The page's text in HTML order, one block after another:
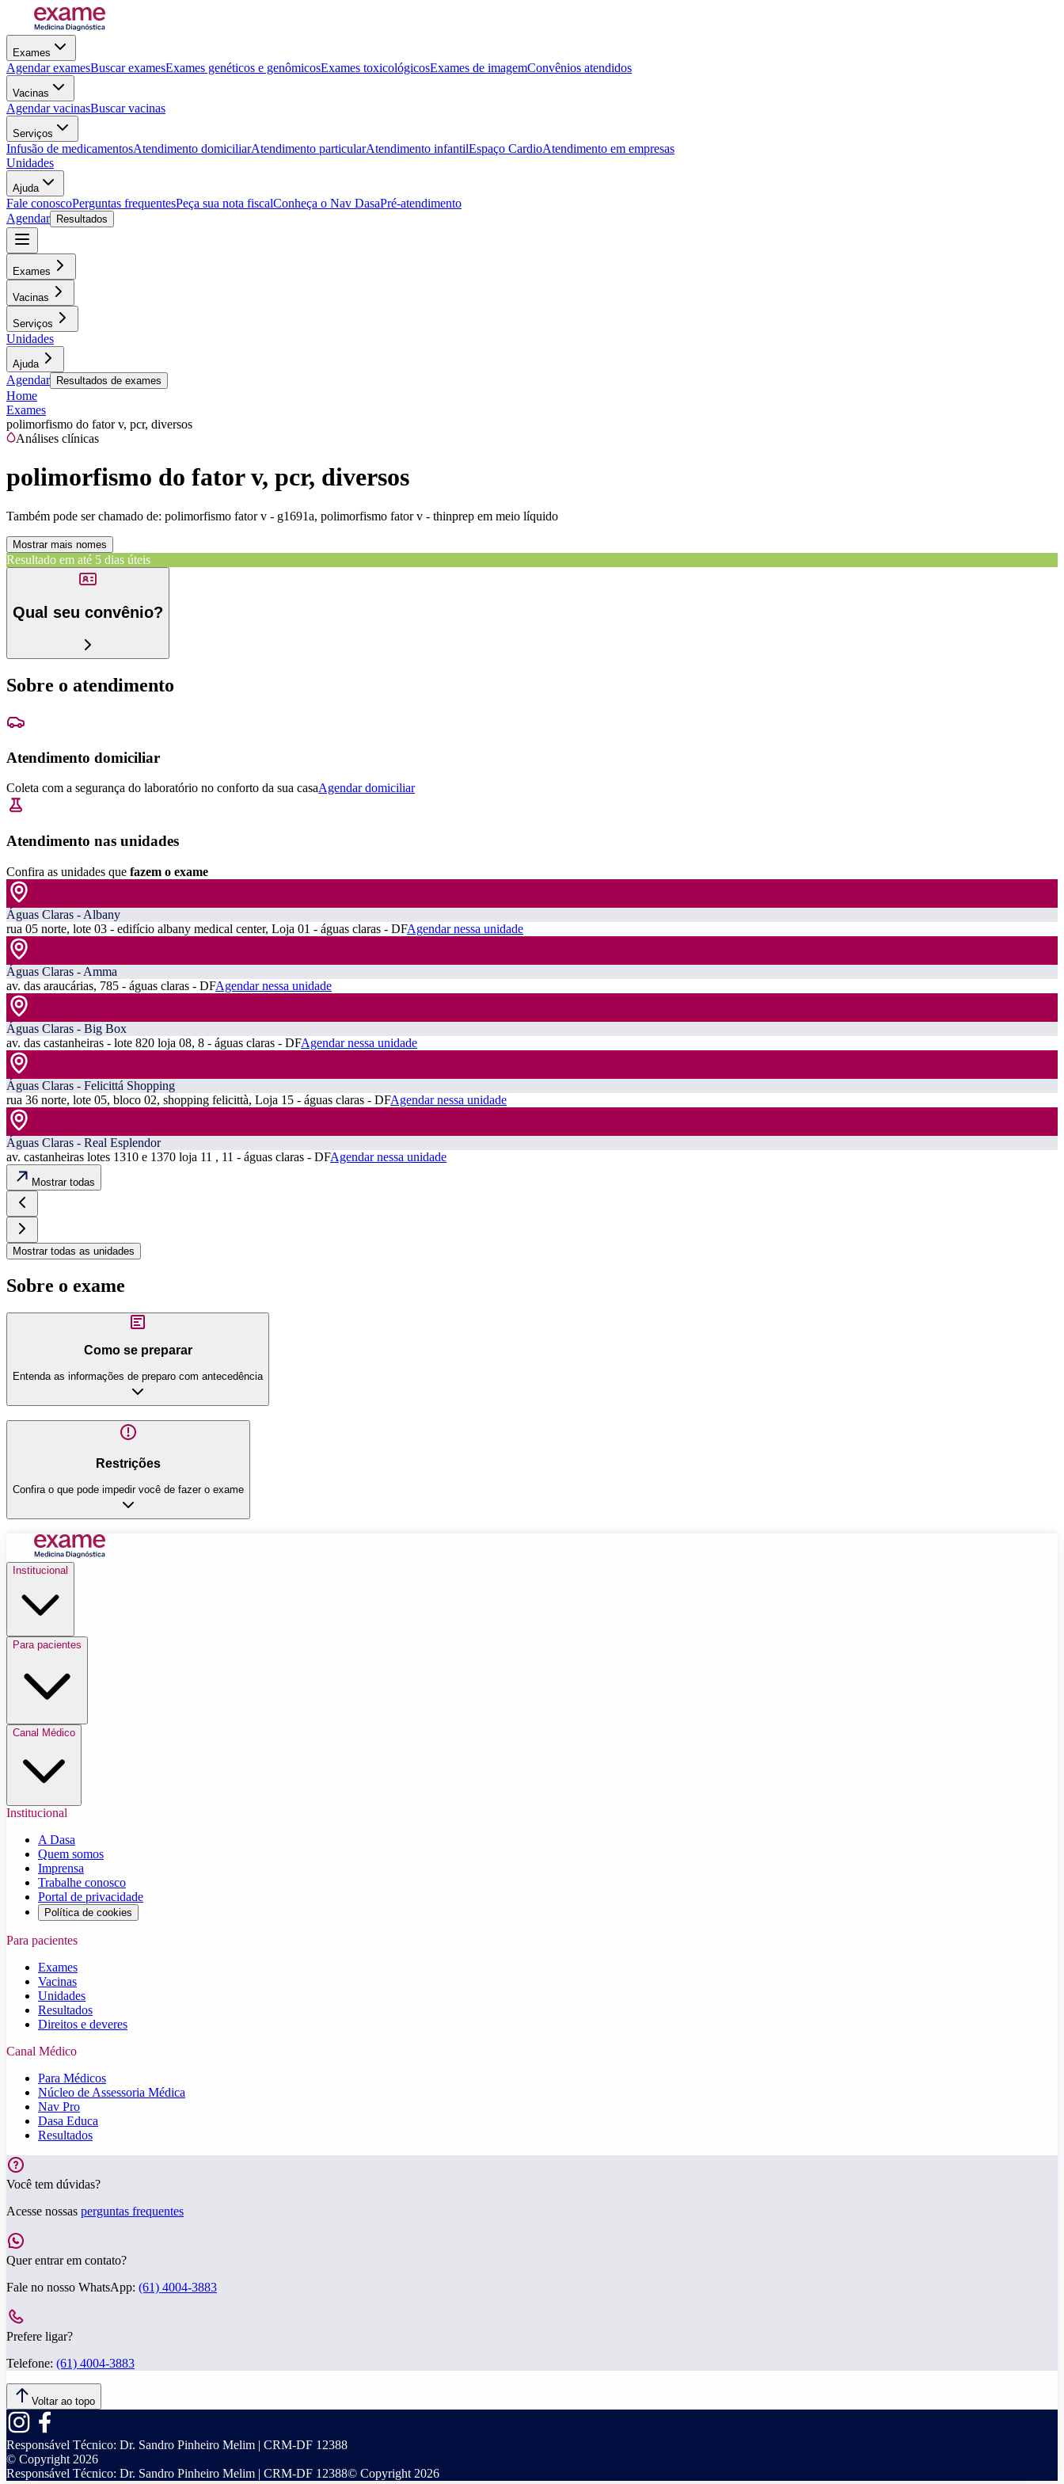
Exames
Agendar examesBuscar examesExames genéticos e genômicosExames toxicológicosExames de imagemConvênios atendidos
Vacinas
Agendar vacinasBuscar vacinas
Serviços
Infusão de medicamentosAtendimento domiciliarAtendimento particularAtendimento infantilEspaço CardioAtendimento em empresas
Unidades
Ajuda
Fale conoscoPerguntas frequentesPeça sua nota fiscalConheça o Nav DasaPré-atendimento
Agendar
Resultados
Exames
Vacinas
Serviços
Unidades
Ajuda
Agendar Resultados de exames
Home
Exames
polimorfismo do fator v, pcr, diversos
Análises clínicas
polimorfismo do fator v, pcr, diversos
Também pode ser chamado de: polimorfismo fator v - g1691a, polimorfismo fator v - thinprep em meio líquido
Mostrar mais nomes
Resultado em até 5 dias úteis
Qual seu convênio?
Sobre o atendimento
Atendimento domiciliar
Coleta com a segurança do laboratório no conforto da sua casaAgendar domiciliar
Atendimento nas unidades
Confira as unidades que fazem o exame
Águas Claras - Albany
rua 05 norte, lote 03 - edifício albany medical center, Loja 01 - águas claras - DFAgendar nessa unidade
Águas Claras - Amma
av. das araucárias, 785 - águas claras - DFAgendar nessa unidade
Águas Claras - Big Box
av. das castanheiras - lote 820 loja 08, 8 - águas claras - DFAgendar nessa unidade
Águas Claras - Felicittá Shopping
rua 36 norte, lote 05, bloco 02, shopping felicittà, Loja 15 - águas claras - DFAgendar nessa unidade
Águas Claras - Real Esplendor
av. castanheiras lotes 1310 e 1370 loja 11 , 11 - águas claras - DFAgendar nessa unidade
Mostrar todas
Mostrar todas as unidades
Sobre o exame
Como se preparar
Entenda as informações de preparo com antecedência
Restrições
Confira o que pode impedir você de fazer o exame
Institucional
Para pacientes
Canal Médico
Institucional
A Dasa
Quem somos
Imprensa
Trabalhe conosco
Portal de privacidade
Política de cookies
Para pacientes
Exames
Vacinas
Unidades
Resultados
Direitos e deveres
Canal Médico
Para Médicos
Núcleo de Assessoria Médica
Nav Pro
Dasa Educa
Resultados
Você tem dúvidas?
Acesse nossas perguntas frequentes
Quer entrar em contato?
Fale no nosso WhatsApp: (61) 4004-3883
Prefere ligar?
Telefone: (61) 4004-3883
Voltar ao topo
Responsável Técnico: Dr. Sandro Pinheiro Melim | CRM-DF 12388
© Copyright 2026
Responsável Técnico: Dr. Sandro Pinheiro Melim | CRM-DF 12388© Copyright 2026